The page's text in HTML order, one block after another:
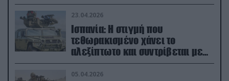
23.04.2026
Ισπανία: Η στιγμή που
τεθωρακισμένο χάνει το
αλεξίπτωτο και συντρίβεται με
ορμή στο έδαφος (βίντεο)
05.04.2026